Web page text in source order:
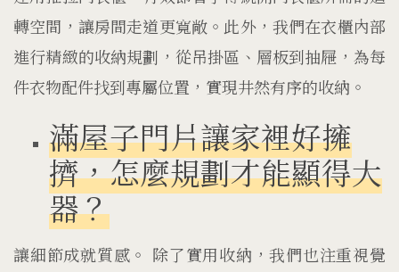
轉空間，讓房間走道更寬敞。此外，我們在衣櫃內部
進行精緻的收納規劃，從吊掛區、層板到抽屜，為每
件衣物配件找到專屬位置，實現井然有序的收納。
滿屋子門片讓家裡好擁
擠，怎麼規劃才能顯得大
器？
讓細節成就質感。 除了實用收納，我們也注重視覺